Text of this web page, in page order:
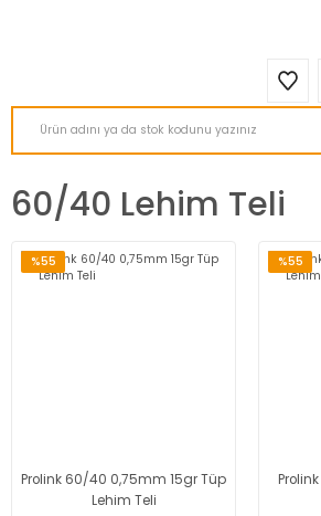
60/40 Lehim Teli
%55
Prolink 60/40 0,75mm 15gr Tüp
Lehim Teli
%55